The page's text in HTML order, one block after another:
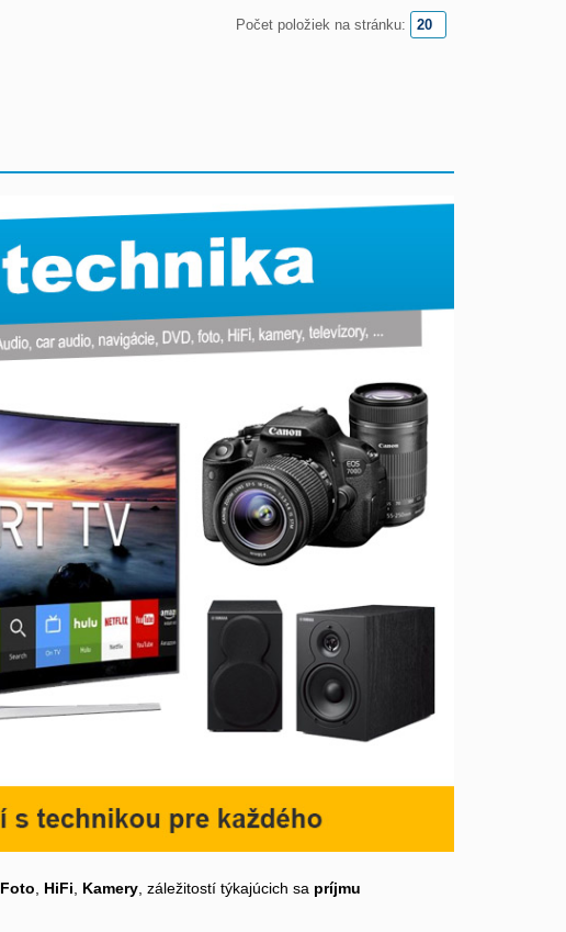
Počet položiek na stránku:
Foto HiFi Kamery , záležitostí týkajúcich sa príjmu